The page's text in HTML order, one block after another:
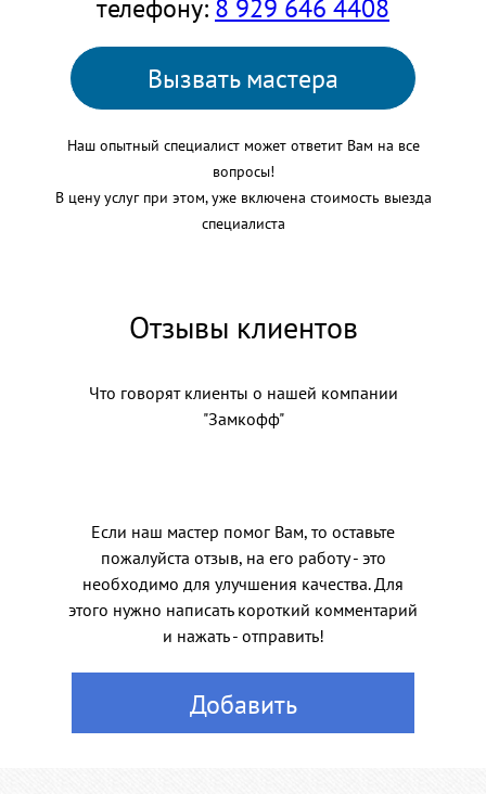
телефону: 8 929 646 4408
Вызвать мастера
Наш опытный специалист может ответит Вам на все
вопросы!
В цену услуг при этом, уже включена стоимость выезда
специалиста
Отзывы клиентов
Что говорят клиенты о нашей компании
"Замкофф"
Если наш мастер помог Вам, то оставьте
пожалуйста отзыв, на его работу - это
необходимо для улучшения качества. Для
этого нужно написать короткий комментарий
и нажать - отправить!
Добавить